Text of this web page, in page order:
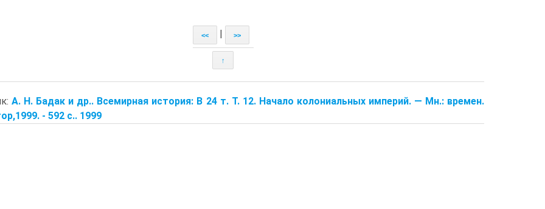
<< >>
↑
А. Н. Бадак и др.. Всемирная история: В 24 т. Т. 12. Начало коло­ниальных империй. — Мн.: времен.
- 592 с.. 1999